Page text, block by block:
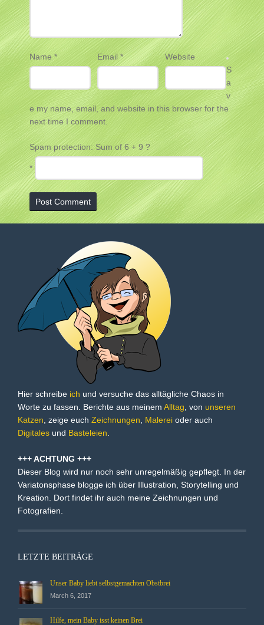
Name* Email *
Website
S
a
v
e my name, email, and website in this browser for the
next time I comment.
Spam protection: Sum of 6 + 9 ?
*
Hier schreibe ich und versuche das alltägliche Chaos in
Worte zu fassen. Berichte aus meinem Alltag , von unseren
Katzen , zeige euch Zeichnungen Malerei oder auch
Digitales und Basteleien
+++ ACHTUNG +++
Dieser Blog wird nur noch sehr unregelmäßig gepflegt. In der
Variatonsphase blogge ich über Illustration, Storytelling und
Kreation. Dort findet ihr auch meine Zeichnungen und
Fotografien.
LETZTE BEITRÄGE
Unser Baby liebt selbstgemachten Obstbrei
March 6, 2017
Hilfe, mein Baby isst keinen Brei